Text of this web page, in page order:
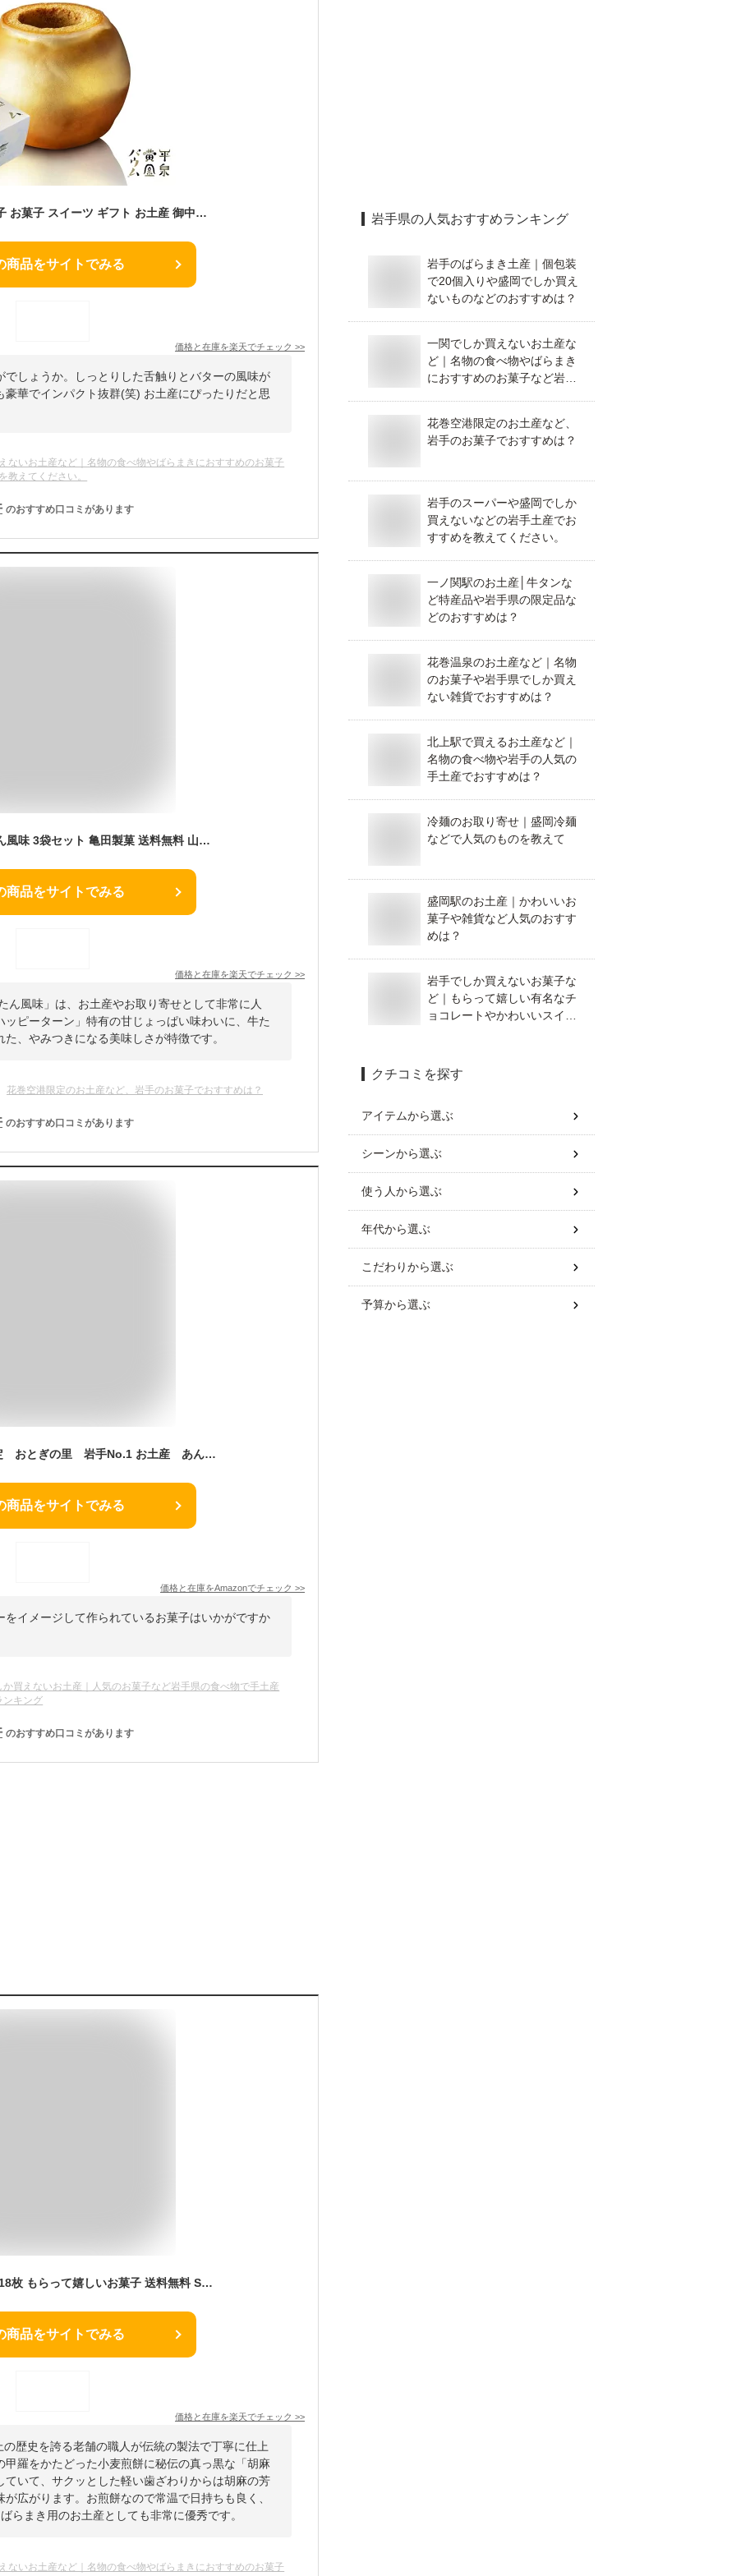
平泉黄金バウム 洋菓子 お菓子 スイーツ ギフト お土産 御中元 お中元 お祝い お返し 贈り物 プレゼント バームクーヘン 岩手
商品をサイトでみる
価格と在庫を楽天でチェック >>
しょうか。しっとりした舌触りとバターの風味が
華でインパクト抜群(笑) お土産にぴったりだと思
ないお土産など｜名物の食べ物やばらまきにおすすめのお菓子
教えてください。
のおすすめ口コミがあります
ハッピーターン 牛たん風味 3袋セット 亀田製菓 送料無料 山形 宮城 福島 岩手 秋田 青森 お土産 お菓子 お取り寄せ スナック おやつ おつまみ ゆうパケット 1000円ポッキリ! お中元 夏ギフト 帰省土産 手土産 【A01】
商品をサイトでみる
価格と在庫を楽天でチェック >>
ん風味」は、お土産やお取り寄せとして非常に人
ピーターン」特有の甘じょっぱい味わいに、牛た
、やみつきになる美味しさが特徴です。
花巻空港限定のお土産など、岩手のお菓子でおすすめは？
のおすすめ口コミがあります
東北限定 岩手県限定 おとぎの里 岩手No.1 お土産 あんバターサンドクッキー 菓子 18個
商品をサイトでみる
価格と在庫をAmazonでチェック >>
イメージして作られているお菓子はいかがですか
か買えないお土産｜人気のお菓子など岩手県の食べ物で手土産
ンキング
のおすすめ口コミがあります
亀の子せんべい 大浪 18枚 もらって嬉しいお菓子 送料無料 SNS 人気 話題 インスタ映え おしゃれ 美味しい 個包装 岩手 お土産 【一関の風景掛け紙付】 年始祝 お菓子
商品をサイトでみる
価格と在庫を楽天でチェック >>
歴史を誇る老舗の職人が伝統の製法で丁寧に仕上
羅をかたどった小麦煎餅に秘伝の真っ黒な「胡麻
いて、サクッとした軽い歯ざわりからは胡麻の芳
広がります。お煎餅なので常温で日持ちも良く、
らまき用のお土産としても非常に優秀です。
ないお土産など｜名物の食べ物やばらまきにおすすめのお菓子
岩手県の人気おすすめランキング
岩手のばらまき土産｜個包装
で20個入りや盛岡でしか買え
ないものなどのおすすめは？
一関でしか買えないお土産な
ど｜名物の食べ物やばらまき
におすすめのお菓子など岩手
花巻空港限定のお土産など、
岩手のお菓子でおすすめは？
岩手のスーパーや盛岡でしか
買えないなどの岩手土産でお
すすめを教えてください。
一ノ関駅のお土産│牛タンな
ど特産品や岩手県の限定品な
どのおすすめは？
花巻温泉のお土産など｜名物
のお菓子や岩手県でしか買え
ない雑貨でおすすめは？
北上駅で買えるお土産など｜
名物の食べ物や岩手の人気の
手土産でおすすめは？
冷麺のお取り寄せ｜盛岡冷麺
などで人気のものを教えて
盛岡駅のお土産｜かわいいお
菓子や雑貨など人気のおすす
めは？
岩手でしか買えないお菓子な
ど｜もらって嬉しい有名なチ
ョコレートやかわいいスイー
クチコミを探す
アイテムから選ぶ
シーンから選ぶ
使う人から選ぶ
年代から選ぶ
こだわりから選ぶ
予算から選ぶ